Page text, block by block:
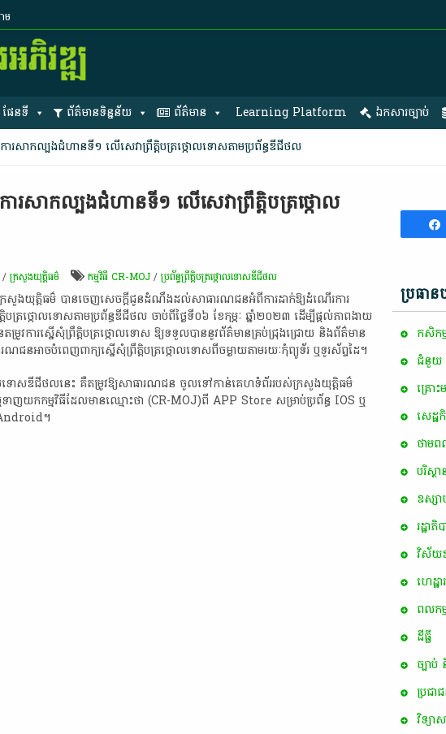
ម
ផែនទី ព័ត៌មានទិន្នន័យ ព័ត៌មាន Learning Platform ឯកសារច្បាប់
រ​សាកល្បង​ជំហាន​ទី​១​ លើ​សេវា​ព្រឹត្តិបត្រ​ថ្កោលទោស​តាម​ប្រព័ន្ធ​ឌី​ជី​ថ​ល​
សាកល្បង​ជំហាន​ទី​១​ លើ​សេវា​ព្រឹត្តិបត្រ​ថ្កោល
/ក្រសួងយុត្តិធម៌ កម្មវិធី CR-MOJ /ប្រព័ន្ធ​ព្រឹត្តិបត្រ​ថ្កោលទោស​ឌីជីថល​
ក្រសួងយុត្តិធម៌​ បាន​ចេញ​សេចក្តីជូនដំណឹង​ដល់​សាធារណជន​អំពី​ការ​ដាក់​ឱ្យ​ដំណើរការ​
រ​ថ្កោលទោស​តាម​ប្រព័ន្ធ​ឌី​ជី​ថ​ល​ ចាប់ពី​ថ្ងៃ​ទី​០៦​ ខែកុម្ភៈ​ ឆ្នាំ​២០២៣​ ដើម្បី​ផ្តល់​ភាព​ងាយ
ការ​ស្នើ​សុំ​ព្រឹត្តិបត្រ​ថ្កោលទោស​ ឱ្យ​ទទួល​បាន​នូវ​ព័ត៌មាន​គ្រប់​ជ្រុងជ្រោយ​ និង​ព័ត៌មាន​
ណជន​អាច​បំពេញ​ពាក្យ​ស្នើ​សុំ​ព្រឹត្តិបត្រ​ថ្កោលទោស​ពី​ចម្ងាយ​តាម​រយៈ​កុំព្យូទ័រ​ ឬ​ទូរស័ព្ទ​ដៃ​។​
កោលទោស​ឌី​ជី​ថ​ល​នេះ​ គឺ​តម្រូវ​ឱ្យ​សាធារណជន​ ចូល​ទៅ​កាន់​គេហទំព័រ​របស់​ក្រសួងយុត្តិធម៌​
ទាញ​យក​កម្មវិធី​ដែល​មានឈ្មោះ​ថា​ (CR-MOJ)​ពី​ APP​ Store​ សម្រាប់​ប្រព័ន្ធ​ IOS​ ឬ​
។​
ប្រធា
កសិក
ជំនួយ
គ្រោះ
សេដ្ឋ
ថាម
បរិស្ថ
ឧស្ស
រដ្ឋា
វិស័យ
ហេដ្ឋា
ពល​កម្
ដីធ្លី
ច្បាប់
ប្រជា
វិទ្យា